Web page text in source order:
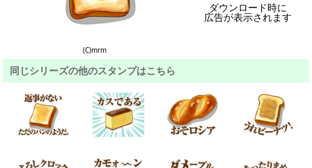
(C)mrm
ダウンロード時に
広告が表示されます
同じシリーズの他のスタンプはこちら